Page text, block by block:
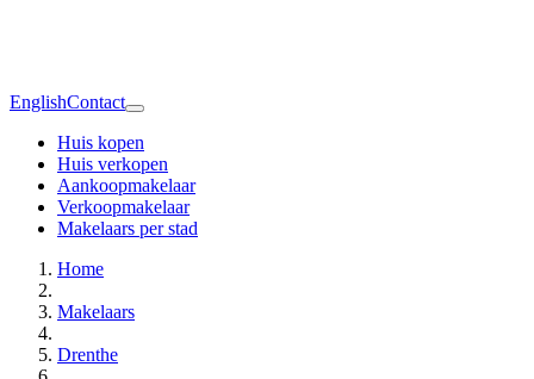
EnglishContact
Huis kopen
Huis verkopen
Aankoopmakelaar
Verkoopmakelaar
Makelaars per stad
Home
Makelaars
Drenthe